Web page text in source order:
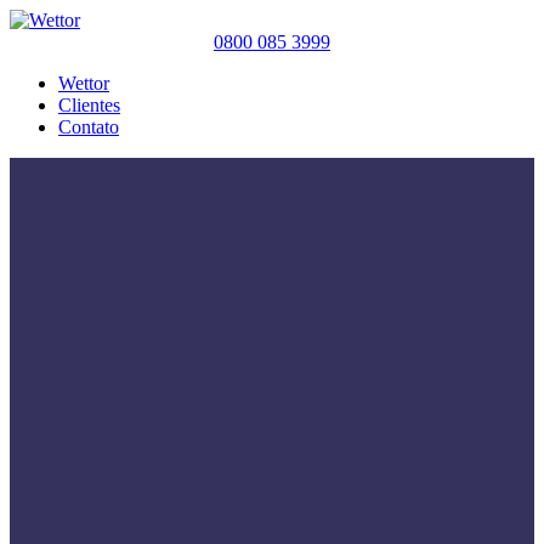
0800 085 3999
Wettor
Clientes
Contato